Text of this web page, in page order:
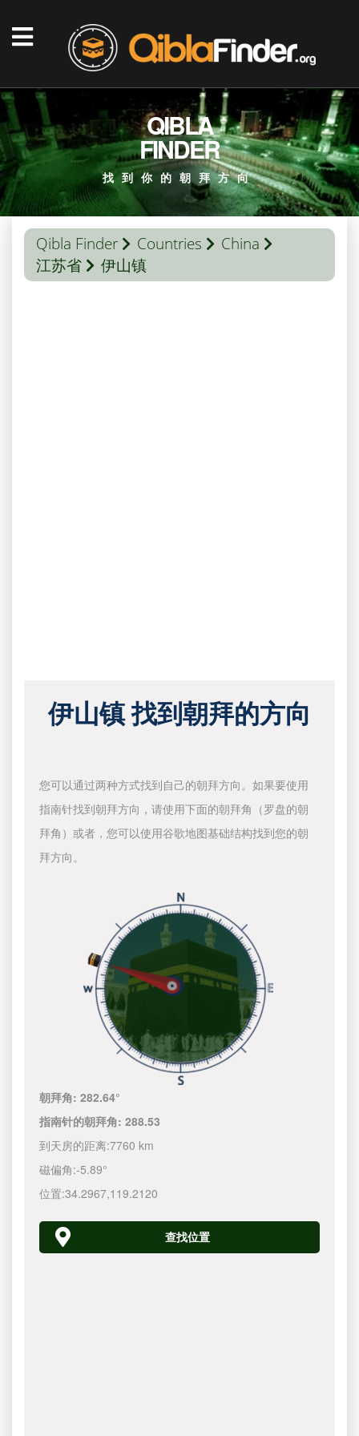
QIBLA
FINDER
找到你的朝拜方向
Qibla Finder Countries
China
江苏省
伊山镇
伊山镇 找到朝拜的方向
您可以通过两种方式找到自己的朝拜方向。如果要使用
指南针找到朝拜方向，请使用下面的朝拜角（罗盘的朝
拜角）或者，您可以使用谷歌地图基础结构找到您的朝
拜方向。
朝拜角:282.64°
指南针的朝拜角:288.53
到天房的距离:7760 km
磁偏角:-5.89°
位置:34.2967,119.2120
查找位置